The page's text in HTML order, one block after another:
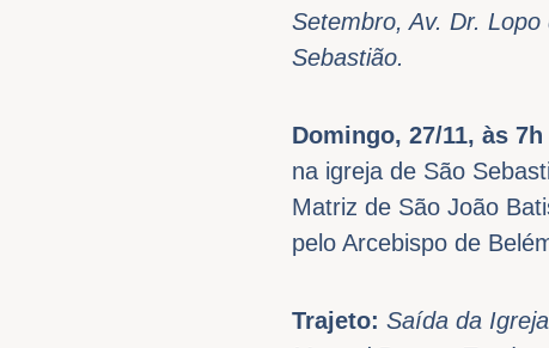
Setembro, Av. Dr.
Sebastião.
Domingo, 27/11, às 7h
na igreja de São
Matriz de São João
pelo Arcebispo de
Trajeto: Saída da